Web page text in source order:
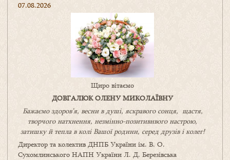
07.08.2026
Щиро вітаємо
ДОВГАЛЮК ОЛЕНУ МИКОЛАЇВНУ
Бажаємо здоров’я, весни в душі, яскравого сонця, щастя,
творчого натхнення, незмінно-позитивнвого настрою,
затишкуйтепла в коліВашоїродини, серед друзів і колег!
Директор та колектив ДНПБ України ім. В. О.
Сухомлинського НАПН України Л. Д. Березівська